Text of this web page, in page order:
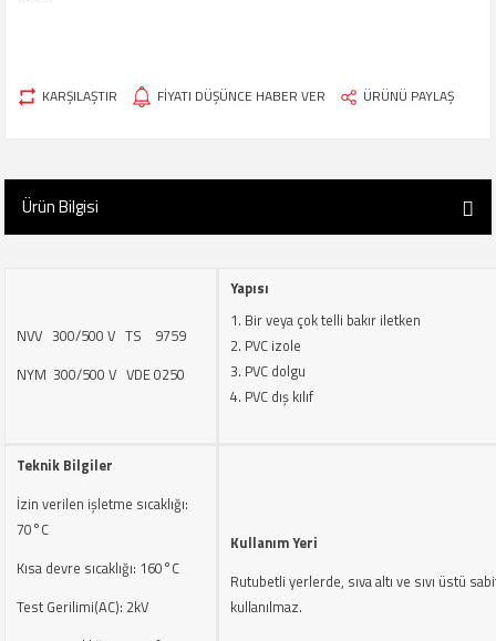
KARŞILAŞTIR FİYATI DÜŞÜNCE HABER VER ÜRÜNÜ PAYLAŞ
Ürün Bilgisi
NVV 300/500 V TS 9759
NYM 300/500 V VDE 0250
Yapısı
Bir veya çok telli bakır iletken
PVC izole
PVC dolgu
PVC dış kılıf
Teknik Bilgiler
İzin verilen işletme sıcaklığı:
70°C
Kısa devre sıcaklığı: 160°C
Test Gerilimi(AC): 2kV
Kullanım Yeri
Rutubetli yerlerde, sıva altı ve sıvı üstü
kullanılmaz.